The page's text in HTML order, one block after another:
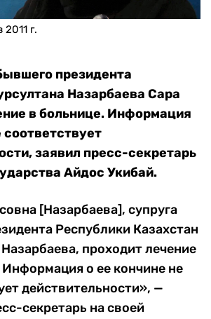
г.
президента
Назарбаева Сара
в больнице. Информация
заявил пресс-секретарь
Айдос Укибай.
[Назарбаева], супруга
Республики Казахстан
проходит лечение
о ее кончине не
действительности», —
секретарь на своей